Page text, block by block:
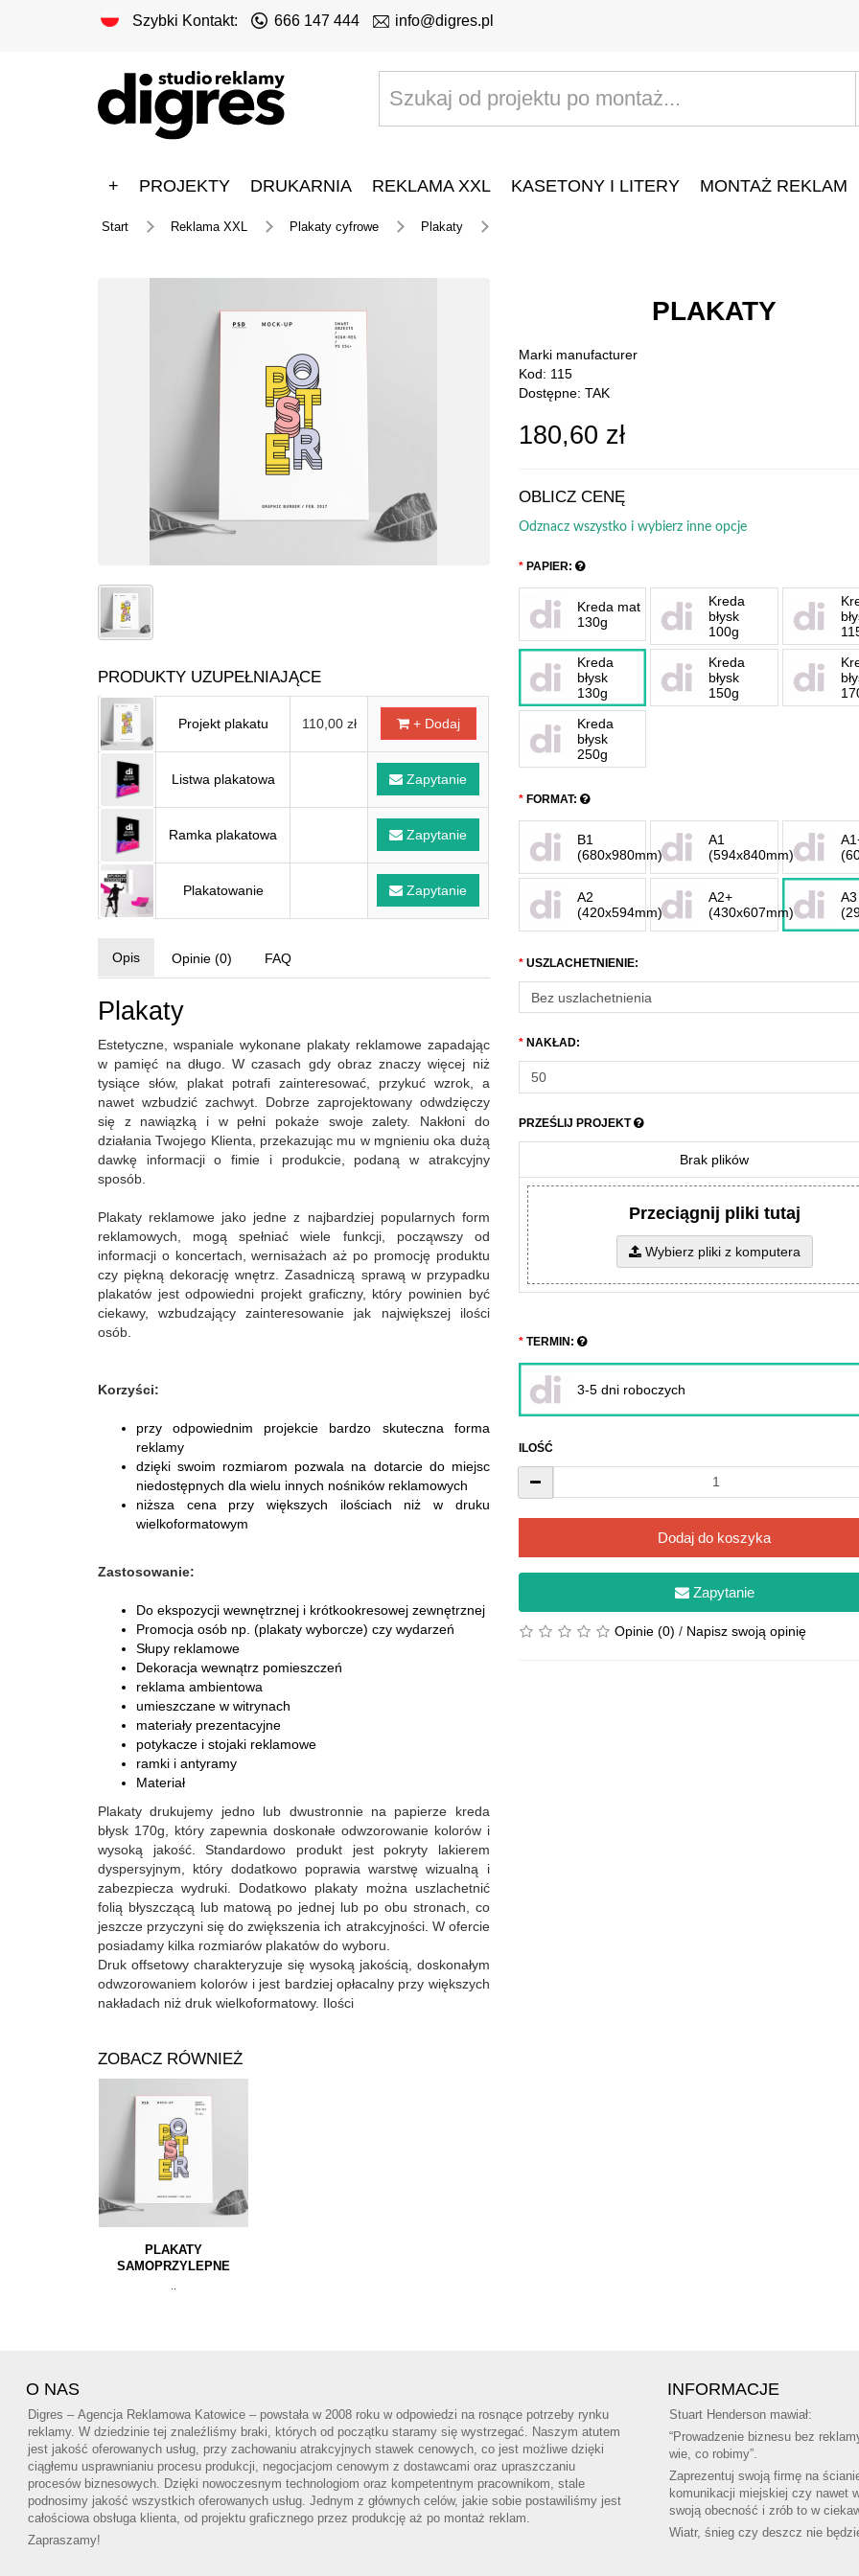
Szybki Kontakt: 666 147 444 info@digres.pl
+ PROJEKTY DRUKARNIA REKLAMA XXL KASETONY I LITERY MONTAŻ REKLAM
Start Reklama XXL Plakaty cyfrowe Plakaty
PRODUKTY UZUPEŁNIAJĄCE
Projekt plakatu 110,00 zł + Dodaj
Listwa plakatowa Zapytanie
Ramka plakatowa Zapytanie
Plakatowanie Zapytanie
Opis Opinie (0) FAQ
Plakaty
Estetyczne, wspaniale wykonane plakaty reklamowe zapadając
w pamięć na długo. W czasach gdy obraz znaczy więcej niż
tysiące słów, plakat potrafi zainteresować, przykuć wzrok, a
nawet wzbudzić zachwyt. Dobrze zaprojektowany odwdzięczy
się z nawiązką i w pełni pokaże swoje zalety. Nakłoni do
działania Twojego Klienta, przekazując mu w mgnieniu oka dużą
dawkę informacji o fimie i produkcie, podaną w atrakcyjny
sposób.
Plakaty reklamowe jako jedne z najbardziej popularnych form
reklamowych, mogą spełniać wiele funkcji, począwszy od
informacji o koncertach, wernisażach aż po promocję produktu
czy piękną dekorację wnętrz. Zasadniczą sprawą w przypadku
plakatów jest odpowiedni projekt graficzny, który powinien być
ciekawy, wzbudzający zainteresowanie jak największej ilości
osób.
Korzyści:
przy odpowiednim projekcie bardzo skuteczna forma
reklamy
dzięki swoim rozmiarom pozwala na dotarcie do miejsc
niedostępnych dla wielu innych nośników reklamowych
niższa cena przy większych ilościach niż w druku
wielkoformatowym
Zastosowanie:
Do ekspozycji wewnętrznej i krótkookresowej zewnętrznej
Promocja osób np. (plakaty wyborcze) czy wydarzeń
Słupy reklamowe
Dekoracja wewnątrz pomieszczeń
reklama ambientowa
umieszczane w witrynach
materiały prezentacyjne
potykacze i stojaki reklamowe
ramki i antyramy
Materiał
Plakaty drukujemy jedno lub dwustronnie na papierze kreda
błysk 170g, który zapewnia doskonałe odwzorowanie kolorów i
wysoką jakość. Standardowo produkt jest pokryty lakierem
dyspersyjnym, który dodatkowo poprawia warstwę wizualną i
zabezpiecza wydruki. Dodatkowo plakaty można uszlachetnić
folią błyszczącą lub matową po jednej lub po obu stronach, co
jeszcze przyczyni się do zwiększenia ich atrakcyjności. W ofercie
posiadamy kilka rozmiarów plakatów do wyboru.
Druk offsetowy charakteryzuje się wysoką jakością, doskonałym
odwzorowaniem kolorów i jest bardziej opłacalny przy większych
nakładach niż druk wielkoformatowy. Ilości
PLAKATY
Marki manufacturer
Kod: 115
Dostępne: TAK
180,60 zł
OBLICZ CENĘ
Odznacz wszystko i wybierz inne opcje
PAPIER:
Kreda mat
130g
Kreda
błysk
100g
Kreda
błysk
130g
Kreda
błysk
150g
Kreda
błysk
250g
FORMAT:
B1
(680x980mm)
A1
(594x840mm)
A2
(420x594mm)
A2+
(430x607mm)
A3
USZLACHETNIENIE:
NAKŁAD:
PRZEŚLIJ PROJEKT
Brak plików
Przeciągnij pliki tutaj
Wybierz pliki z komputera
TERMIN:
3-5 dni roboczych
ILOŚĆ
Dodaj do koszyka
Zapytanie
Opinie (0) / Napisz swoją opinię
ZOBACZ RÓWNIEŻ
PLAKATY
SAMOPRZYLEPNE
O NAS
Digres – Agencja Reklamowa Katowice – powstała w 2008 roku w odpowiedzi na rosnące potrzeby rynku
reklamy. W dziedzinie tej znaleźliśmy braki, których od początku staramy się wystrzegać. Naszym atutem
jest jakość oferowanych usług, przy zachowaniu atrakcyjnych stawek cenowych, co jest możliwe dzięki
ciągłemu usprawnianiu procesu produkcji, negocjacjom cenowym z dostawcami oraz upraszczaniu
procesów biznesowych. Dzięki nowoczesnym technologiom oraz kompetentnym pracownikom, stale
podnosimy jakość wszystkich oferowanych usług. Jednym z głównych celów, jakie sobie postawiliśmy jest
całościowa obsługa klienta, od projektu graficznego przez produkcję aż po montaż reklam.
Zapraszamy!
INFORMACJE
Stuart Henderson mawiał:
“Prowadzenie biznesu bez
wie, co robimy”.
Zaprezentuj swoją firmę na
komunikacji miejskiej czy nawet
swoją obecność i zrób to w
Wiatr, śnieg czy deszcz nie